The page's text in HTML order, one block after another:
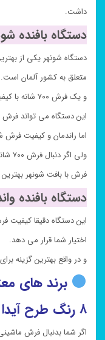
داشت.
دستگاه بافنده
دستگاه شونهر یکی از
متعلق به کشور آلمان است.
و یک فرش ۷۰۰ شانه با کیفیت ولی در تراکم ۲۲۵۰ را به شما می دهد.
اما راندمان و کیفیت فرش
فرش با بافت شونهر بهترین
دستگاه بافنده
اختیار شما قرار می دهد.
و در واقع بهترین گزینه برای بافت فرش ۷۰۰ شانه
برند های
۸ رنگ طرح آیدا کرم ۷۰۰ شانه کاشان: